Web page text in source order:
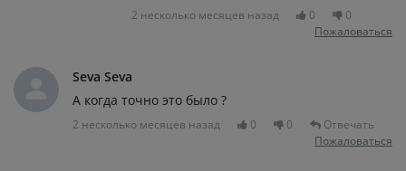
2 несколько месяцев назад 0
0
Пожаловаться
Seva Seva
А когда точно это было ?
2 несколько месяцев назад 0 0
Отвечать
Пожаловаться